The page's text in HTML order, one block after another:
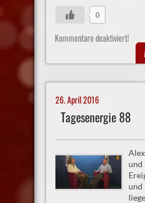
0
Kommentare deaktiviert!
26. April 2016
Tagesenergie 88